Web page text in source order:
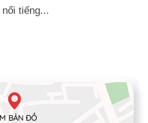
tiếng...
BẢN ĐỒ